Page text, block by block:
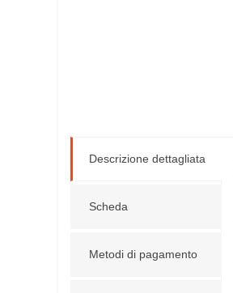
Descrizione dettagliata
Scheda
Metodi di pagamento